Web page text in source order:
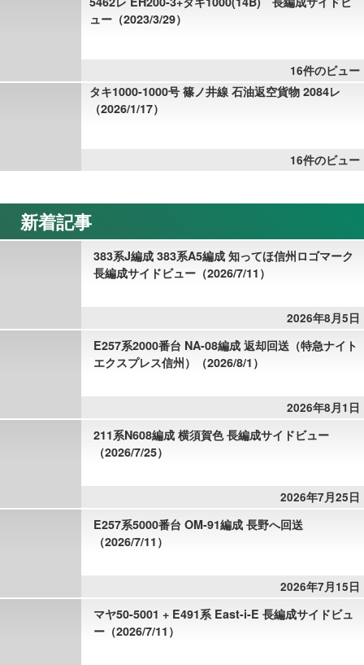
ュー（2023/3/29）
16件のビュー
タキ1000-1000号 篠ノ井線 石油返空貨物 2084レ
（2026/1/17）
16件のビュー
新着記事
383系J編成 383系A5編成 知ってほ信州ロゴマーク
長編成サイドビュー（2026/7/11）
2026年8月5日
E257系2000番台 NA-08編成 返却回送（特急ナイト
エクスプレス信州）（2026/8/1）
2026年8月1日
211系N608編成 横須賀色 長編成サイドビュー
（2026/7/25）
2026年7月25日
E257系5000番台 OM-91編成 長野へ回送
（2026/7/11）
2026年7月15日
マヤ50-5001 + E491系 East-i-E 長編成サイドビュ
ー（2026/7/11）